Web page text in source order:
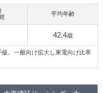
平均年齢
42.4歳
級。一般向け拡大し東電向け比率